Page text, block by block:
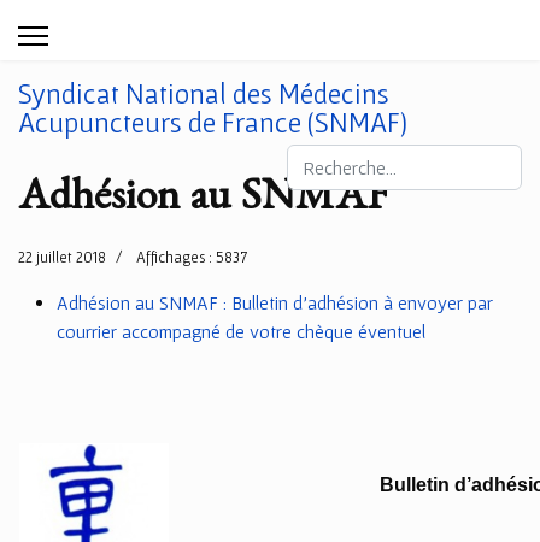
Syndicat National des Médecins
Acupuncteurs de France (SNMAF)
Rechercher
Adhésion au SNMAF
22 juillet 2018 Affichages : 5837
Adhésion au SNMAF : Bulletin d'adhésion à envoyer par
courrier accompagné de votre chèque éventuel
Bulletin